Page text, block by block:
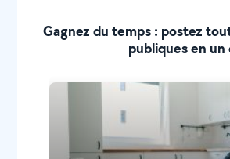
Gagnez du temps : postez
publiques en un